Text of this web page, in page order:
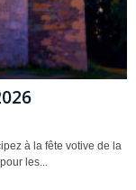
à la fête votive de la
les...